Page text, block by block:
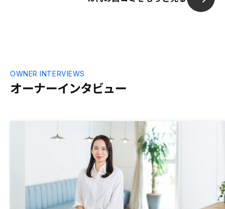
しみにしております。
生活のロスタ
オーナーインタビュー
OWNER INTERVIEWS